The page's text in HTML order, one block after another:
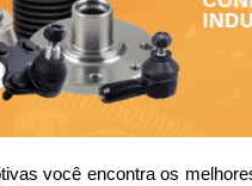
você encontra os